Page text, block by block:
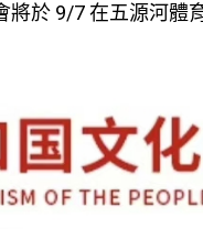
將於 9/7 在五源河體